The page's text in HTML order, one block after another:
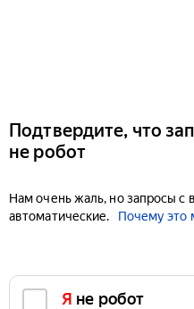
Подтвердите, что
не робот
Нам очень жаль, но запросы с
автоматические.
Почему это
Я не робот